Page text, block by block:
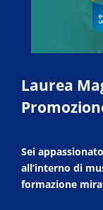
Laurea
Sei
all’interno di
formazione